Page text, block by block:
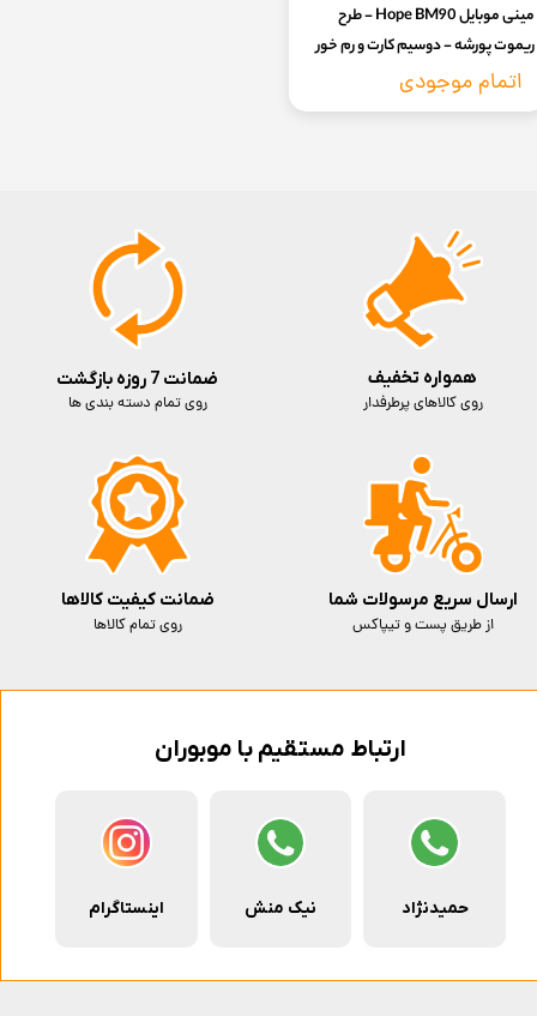
مینی موبایل Hope BM90 - طرح
ریموت پورشه - دوسیم کارت و رم خور
و اصالت کالا)
اتمام موجودی
ارتباط مستقیم با موبوران
حمیدنژاد نیک منش اینستاگرام
ضمانت 7 روزه بازگشت
روی تمام دسته بندی ها
ارسال سریع مرسولات شما
از طریق پست و تیپاکس
ضمانت کیفیت کالاها
روی تمام کالاها
همواره تخفیف
روی کالاهای پرطرفدار